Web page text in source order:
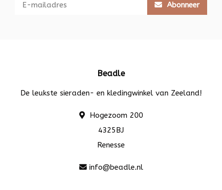
Abonneer
Beadle
De leukste sieraden- en kledingwinkel van Zeeland!
Hogezoom 200
4325BJ
Renesse
info@beadle.nl